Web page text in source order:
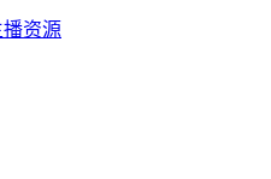
播资源